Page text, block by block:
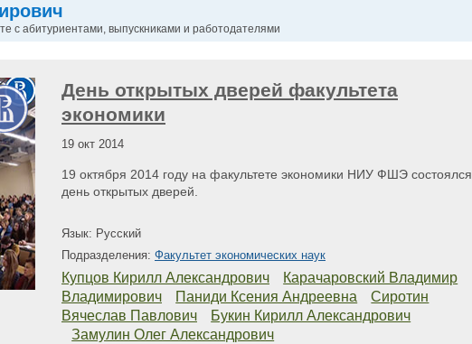
с абитуриентами, выпускниками и работодателями
День открытых дверей факультета
экономики
19 окт 2014
19 октября 2014 году на факультете экономики НИУ ФШЭ состоялся
день открытых дверей.
Язык: Русский
Подразделения: Факультет экономических наук
Купцов Кирилл Александрович
Карачаровский Владимир
Владимирович
Паниди Ксения Андреевна
Сиротин
Вячеслав Павлович
Букин Кирилл Александрович
Замулин Олег Александрович